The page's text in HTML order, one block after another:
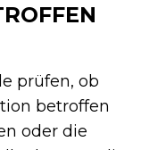
prüfen, ob
betroffen
oder die